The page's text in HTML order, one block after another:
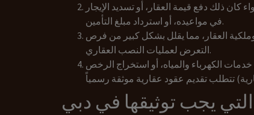
كان ذلك دفع قيمة العقار، أو تسديد الإيجار
في مواعيده، أو استرداد مبلغ التأمين.
العقار، مما يقلل بشكل كبير من فرص
التعرض لعمليات النصب العقاري.
الكهرباء والمياه، أو استخراج الرخص
التي يجب توثيقها في دبي